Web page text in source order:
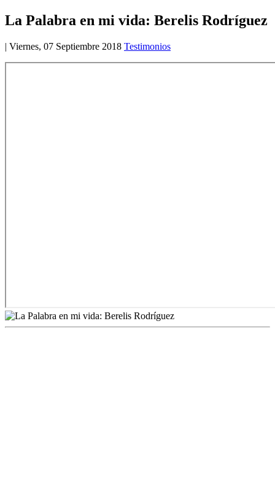
La Palabra en mi vida: Berelis Rodríguez
| Viernes, 07 Septiembre 2018 Testimonios